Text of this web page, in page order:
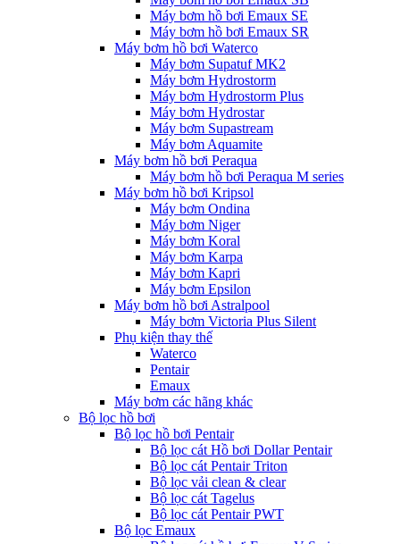
Máy bơm hồ bơi Emaux SE
Máy bơm hồ bơi Emaux SR
Máy bơm hồ bơi Waterco
Máy bơm Supatuf MK2
Máy bơm Hydrostorm
Máy bơm Hydrostorm Plus
Máy bơm Hydrostar
Máy bơm Supastream
Máy bơm Aquamite
Máy bơm hồ bơi Peraqua
Máy bơm hồ bơi Peraqua M series
Máy bơm hồ bơi Kripsol
Máy bơm Ondina
Máy bơm Niger
Máy bơm Koral
Máy bơm Karpa
Máy bơm Kapri
Máy bơm Epsilon
Máy bơm hồ bơi Astralpool
Máy bơm Victoria Plus Silent
Phụ kiện thay thế
Waterco
Pentair
Emaux
Máy bơm các hãng khác
Bộ lọc hồ bơi
Bộ lọc hồ bơi Pentair
Bộ lọc cát Hồ bơi Dollar Pentair
Bộ lọc cát Pentair Triton
Bộ lọc vải clean & clear
Bộ lọc cát Tagelus
Bộ lọc cát Pentair PWT
Bộ lọc Emaux